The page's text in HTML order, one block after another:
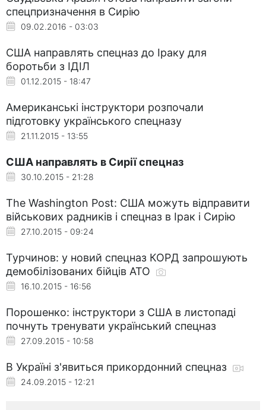
спецпризначення в Сирію
09.02.2016 - 03:03
США направлять спецназ до Іраку для
боротьби з ІДІЛ
01.12.2015 - 18:47
Американські інструктори розпочали
підготовку українського спецназу
21.11.2015 - 13:55
США направлять в Сирії спецназ
30.10.2015 - 21:28
The Washington Post: США можуть відправити
військових радників і спецназ в Ірак і Сирію
27.10.2015 - 09:24
Турчинов: у новий спецназ КОРД запрошують
демобілізованих бійців АТО
16.10.2015 - 16:56
Порошенко: інструктори з США в листопаді
почнуть тренувати український спецназ
27.09.2015 - 10:58
В Україні з'явиться прикордонний спецназ
24.09.2015 - 12:21